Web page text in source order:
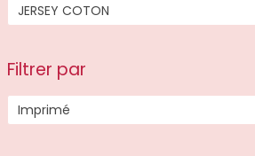
p
d
u
JERSEY COTON
Filtrer par
Imprimé